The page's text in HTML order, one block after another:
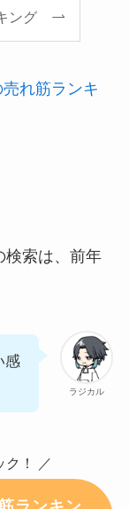
ング
れ筋ランキ
検索は、前年
ラジカル
感
ク！ ／